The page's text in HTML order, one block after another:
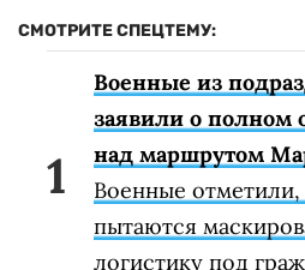
СМОТРИТЕ СПЕЦТЕМУ:
Военные из
заявили о полном
над маршрутом
Военные отметили,
пытаются
логистику под